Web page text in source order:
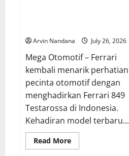
Arvin Nandana July 26, 2026
Mega Otomotif – Ferrari
kembali menarik perhatian
pecinta otomotif dengan
menghadirkan Ferrari 849
Testarossa di Indonesia.
Kehadiran model terbaru...
Read MoreRead
more